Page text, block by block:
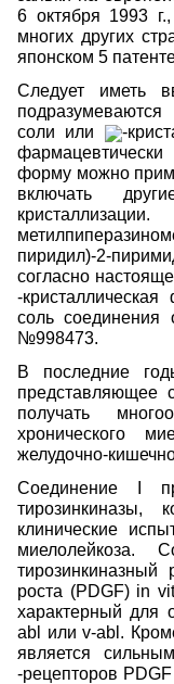
6 октября 1993
многих других
японском 5
Следует иметь
соли или
-
форму можно
включать
пиридил)-2-
согласно
-
соль соединения
№998473.
В последние
представляющее
получать
хронического
желудочно-
Соединение I
клинические
миелолейкоза.
роста (PDGF) in
характерный для
abl или v-abl.
является
-рецепторов